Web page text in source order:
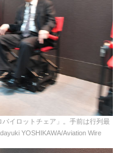
イロットチェア」。手前は行列最
YOSHIKAWA/Aviation Wire